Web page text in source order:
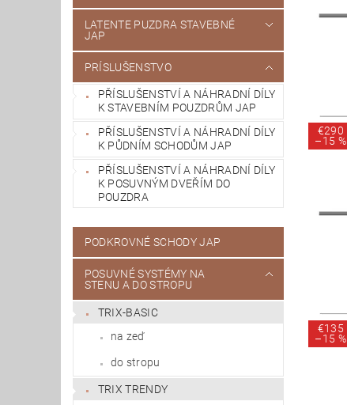
LATENTE PUZDRA STAVEBNÉ
JAP
PRÍSLUŠENSTVO
PŘÍSLUŠENSTVÍ A NÁHRADNÍ DÍLY
K STAVEBNÍM POUZDRŮM JAP
PŘÍSLUŠENSTVÍ A NÁHRADNÍ DÍLY
K PŮDNÍM SCHODŮM JAP
PŘÍSLUŠENSTVÍ A NÁHRADNÍ DÍLY
K POSUVNÝM DVEŘÍM DO
POUZDRA
PODKROVNÉ SCHODY JAP
POSUVNÉ SYSTÉMY NA
STENU A DO STROPU
TRIX-BASIC
na zeď
do stropu
TRIX TRENDY
€290
–15 %
€135
–15 %